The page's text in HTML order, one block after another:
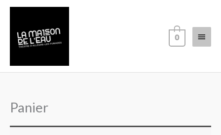
Aller
contenu
0
Panier